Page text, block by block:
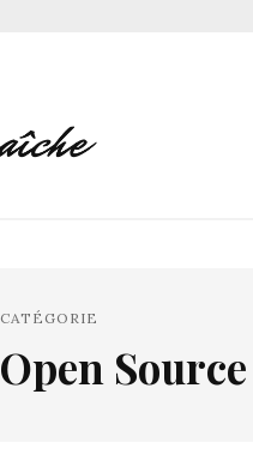
CATÉGORIE
Open Source